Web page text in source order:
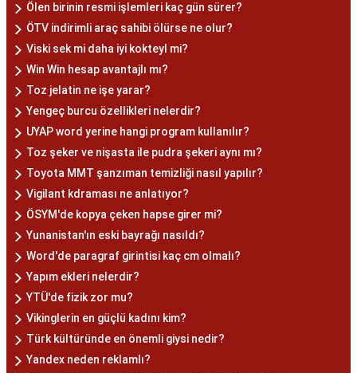
Ölen birinin resmi işlemleri kaç gün sürer?
ÖTV indirimli araç sahibi ölürse ne olur?
Viski sek mi daha iyi kokteyl mi?
Win Win hesap avantajlı mı?
Toz jelatin ne işe yarar?
Yengeç burcu özellikleri nelerdir?
UYAP word yerine hangi program kullanılır?
Toz şeker ve nişasta ile pudra şekeri aynı mı?
Toyota MMT şanzıman temizliği nasıl yapılır?
Vigilant kdraması ne anlatıyor?
ÖSYM'de kopya çeken hapse girer mi?
Yunanistan'ın eski bayrağı nasıldı?
Word'de paragraf girintisi kaç cm olmalı?
Yapım ekleri nelerdir?
YTÜ'de fizik zor mu?
Vikinglerin en güçlü kadını kim?
Türk kültüründe en önemli giysi nedir?
Yandex neden reklamlı?